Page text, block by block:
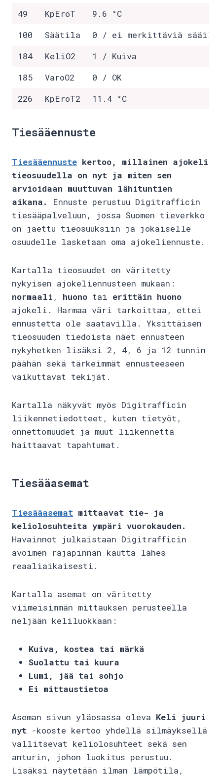
49 KpEroT
9.6 °C
100
Säätila
0 / ei merkittäviä
184
KeliO2
1 / Kuiva
185
VaroO2
0 / OK
226
KpEroT2 11.4 °C
Tiesääennuste
Tiesääennuste kertoo, millainen ajokeli
tieosuudella on nyt ja miten sen
arvioidaan muuttuvan lähituntien
aikana.
Ennuste perustuu Digitrafficin
tiesääpalveluun, jossa Suomen tieverkko
on jaettu tieosuuksiin ja jokaiselle
osuudelle lasketaan oma ajokeliennuste.
Kartalla tieosuudet on väritetty
nykyisen ajokeliennusteen mukaan:
normaali , huono tai erittäin huono
ajokeli. Harmaa väri tarkoittaa, ettei
ennustetta ole saatavilla. Yksittäisen
tieosuuden tiedoista näet ennusteen
nykyhetken lisäksi 2, 4, 6 ja 12 tunnin
päähän sekä tärkeimmät ennusteeseen
vaikuttavat tekijät.
Kartalla näkyvät myös Digitrafficin
liikennetiedotteet, kuten tietyöt,
onnettomuudet ja muut liikennettä
haittaavat tapahtumat.
Tiesääasemat
Tiesääasemat mittaavat tie- ja
keliolosuhteita ympäri vuorokauden.
Havainnot julkaistaan Digitrafficin
avoimen rajapinnan kautta lähes
reaaliaikaisesti.
Kartalla asemat on väritetty
viimeisimmän mittauksen perusteella
neljään keliluokkaan:
Kuiva, kostea tai märkä
Suolattu tai kuura
Lumi, jää tai sohjo
Ei mittaustietoa
Aseman sivun yläosassa oleva Keli juuri
nyt -kooste kertoo yhdellä silmäyksellä
vallitsevat keliolosuhteet sekä sen
anturin, johon luokitus perustuu.
Lisäksi näytetään ilman lämpötila,